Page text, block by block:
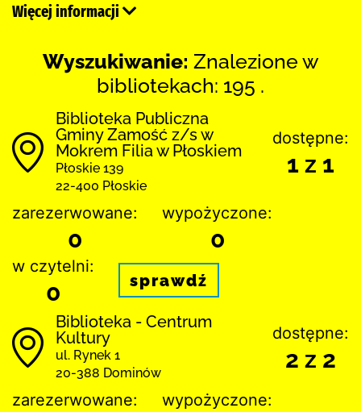
Więcej informacji
Wyszukiwanie: Znalezione w
bibliotekach: 195 .
Biblio­teka Publiczna
Gminy Zamość z/s w
Mokrem Filia w Płoskiem
Płoskie 139
22-400 Płoskie
dostępne:
1 z 1
zarezerwowane:
0
wypożyczone:
0
w czytelni:
0 sprawdź
Biblioteka - Centrum
Kultury
ul. Rynek 1
20-388 Dominów
dostępne:
2 z 2
zarezerwowane: wypożyczone: